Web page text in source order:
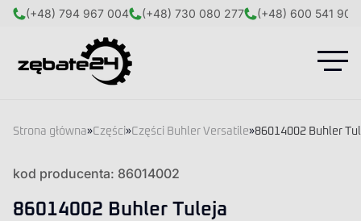
(+48) 794 967 004 (+48) 730 080 277 (+48) 600 541 908
Strona główna»Części»Części Buhler Versatile»86014002 Buhler
kod producenta: 86014002
86014002 Buhler Tuleja